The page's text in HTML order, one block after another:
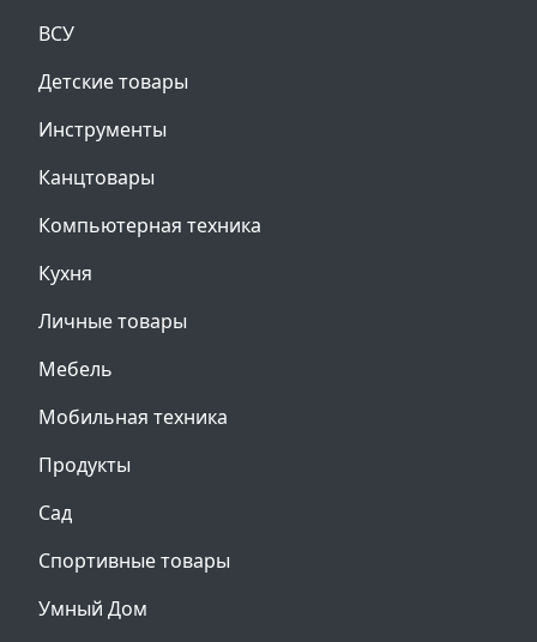
ВСУ
Детские товары
Инструменты
Канцтовары
Компьютерная техника
Кухня
Личные товары
Мебель
Мобильная техника
Продукты
Сад
Спортивные товары
Умный Дом